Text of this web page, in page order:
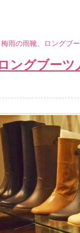
梅雨の雨靴、ロングブ
ングブーツ